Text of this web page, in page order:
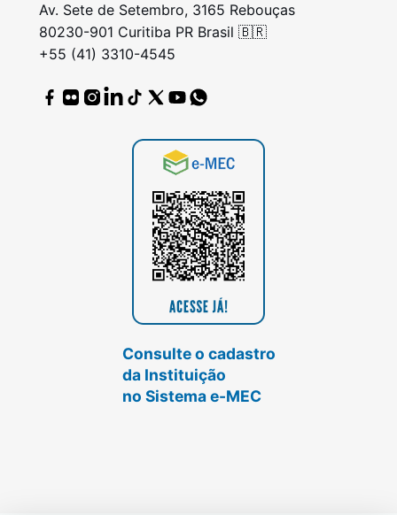
Av. Sete de Setembro, 3165 Rebouças
80230-901 Curitiba PR Brasil 🇧🇷
+55 (41) 3310-4545
Consulte o cadastro
da Instituição
no Sistema e-MEC